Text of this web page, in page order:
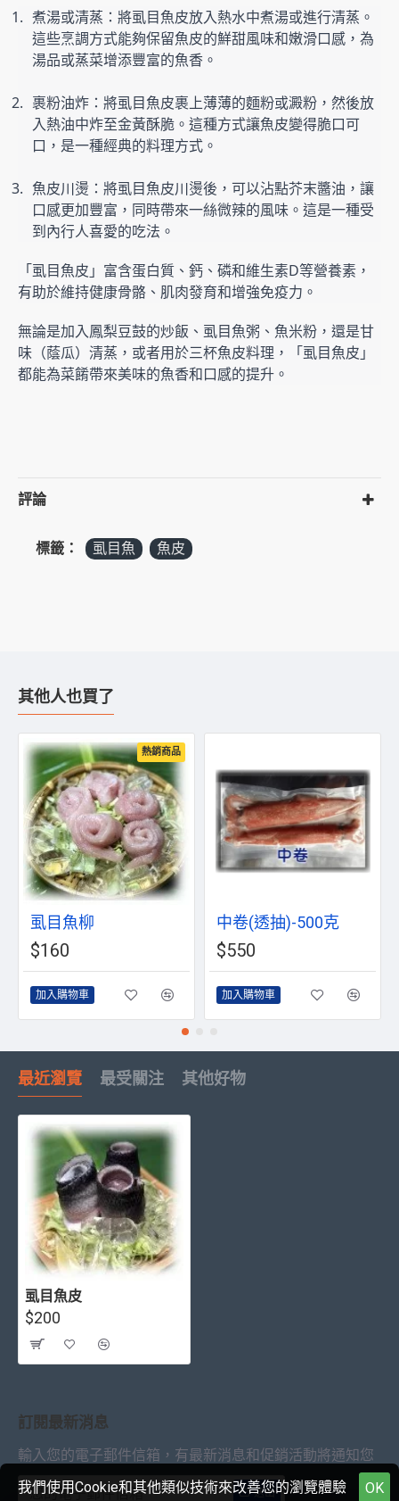
煮湯或清蒸：將虱目魚皮放入熱水中煮湯或進行清蒸。
這些烹調方式能夠保留魚皮的鮮甜風味和嫩滑口感，為
湯品或蒸菜增添豐富的魚香。
裹粉油炸：將虱目魚皮裹上薄薄的麵粉或澱粉，然後放
入熱油中炸至金黃酥脆。這種方式讓魚皮變得脆口可
口，是一種經典的料理方式。
魚皮川燙：將虱目魚皮川燙後，可以沾點芥末醬油，讓
口感更加豐富，同時帶來一絲微辣的風味。這是一種受
到內行人喜愛的吃法。
「虱目魚皮」富含蛋白質、鈣、磷和維生素D等營養素，
有助於維持健康骨骼、肌肉發育和增強免疫力。
無論是加入鳳梨豆鼓的炒飯、虱目魚粥、魚米粉，還是甘
味（蔭瓜）清蒸，或者用於三杯魚皮料理，「虱目魚皮」
都能為菜餚帶來美味的魚香和口感的提升。
評論
標籤： 虱目魚 魚皮
其他人也買了
熱銷商品
虱目魚柳
$160
加入購物車
中卷(透抽)-500克
$550
加入購物車
最近瀏覽 最受關注 其他好物
虱目魚皮
$200
訂閱最新消息
輸入您的電子郵件信箱，有最新消息和促銷活動將通知您
送出 OK
我們使用Cookie和其他類似技術來改善您的瀏覽體驗